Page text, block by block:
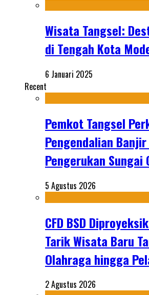
Wisata Tangsel:
di Tengah Kota
6 Januari 2025
Recent
Pemkot Tangsel
Pengendalian
Pengerukan Sungai
5 Agustus 2026
CFD BSD
Tarik Wisata Baru
Olahraga hingga
2 Agustus 2026